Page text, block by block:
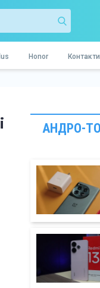
Honor Контакти
АНДРО-